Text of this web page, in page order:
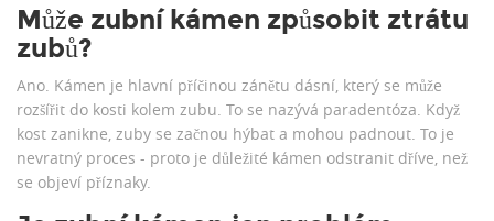
Může zubní kámen způsobit ztrátu
zubů?
Ano. Kámen je hlavní příčinou zánětu dásní, který se může
rozšířit do kosti kolem zubu. To se nazývá paradentóza. Když
kost zanikne, zuby se začnou hýbat a mohou padnout. To je
nevratný proces - proto je důležité kámen odstranit dříve, než
se objeví příznaky.